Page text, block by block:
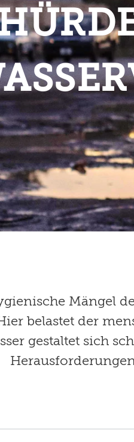
Mängel
belastet der
gestaltet sich